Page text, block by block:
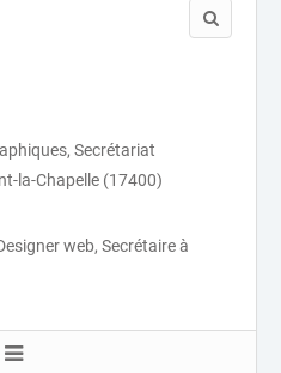
Secrétariat
la-Chapelle (17400)
web, Secrétaire à